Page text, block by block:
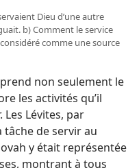
Dieu d’une autre
b) Comment le service
comme une source
non seulement le
les activités qu’il
Lévites, par
tâche de servir au
y était représentée
montrant à tous